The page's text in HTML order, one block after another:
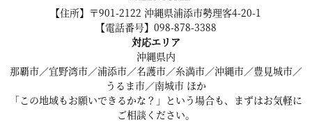
【住所】〒901-2122 沖縄県浦添市勢理客4-20-1
【電話番号】098-878-3388
対応エリア
沖縄県内
那覇市／宜野湾市／浦添市／名護市／糸満市／沖縄市／豊見城市／
うるま市／南城市 ほか
「この地域もお願いできるかな？」という場合も、まずはお気軽に
ご相談ください。